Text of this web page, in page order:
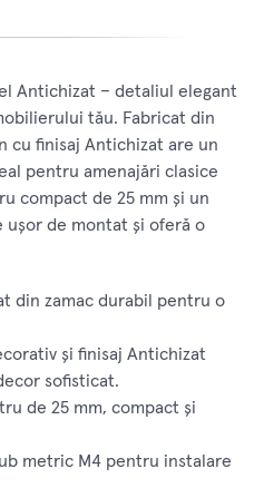
Antichizat – detaliul elegant
tău. Fabricat din
cu finisaj Antichizat are un
pentru amenajări clasice
compact de 25 mm și un
ușor de montat și oferă o
din zamac durabil pentru o
și finisaj Antichizat
sofisticat.
de 25 mm, compact și
metric M4 pentru instalare